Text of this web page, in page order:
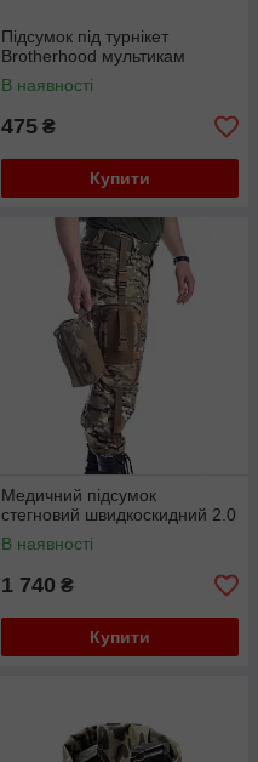
Підсумок під турнікет
Brotherhood мультикам
В наявності
475 ₴
Купити
Медичний підсумок
стегновий швидкоскидний 2.0
В наявності
1 740 ₴
Купити